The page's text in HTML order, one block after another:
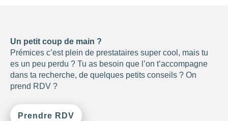
Un petit coup de main ?
Prémices c’est plein de prestataires super cool, mais tu
es un peu perdu ? Tu as besoin que l’on t’accompagne
dans ta recherche, de quelques petits conseils ? On
prend RDV ?
Prendre RDV
OUVERTURE
Choisir
BUDGET DE LA
-1—8000